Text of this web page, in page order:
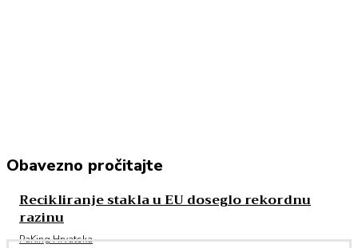
Obavezno pročitajte
Recikliranje stakla u EU doseglo rekordnu
razinu
PaKing Hrvatska